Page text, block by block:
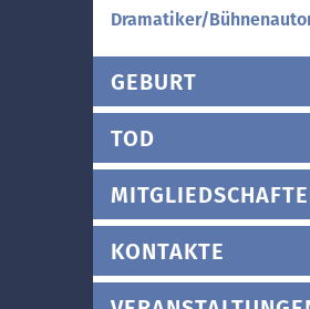
Dramatiker/
GEBURT
TOD
KONTAKTE